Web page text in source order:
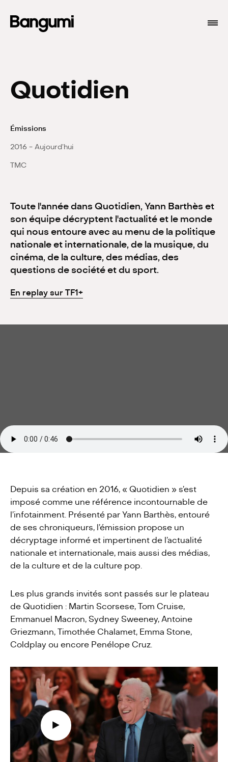
Programmes
Branding
Actualités
Contact
Quotidien
Émissions
2016 - Aujourd’hui
TMC
Toute l'année dans Quotidien, Yann Barthès et
son équipe décryptent l'actualité et le monde
qui nous entoure avec au menu de la politique
nationale et internationale, de la musique, du
cinéma, de la culture, des médias, des
questions de société et du sport.
En replay sur TF1+
Depuis sa création en 2016, « Quotidien » s’est
imposé comme une référence incontournable de
l’infotainment. Présenté par Yann Barthès, entouré
de ses chroniqueurs, l’émission propose un
décryptage informé et impertinent de l’actualité
nationale et internationale, mais aussi des médias,
de la culture et de la culture pop.
Les plus grands invités sont passés sur le plateau
de Quotidien : Martin Scorsese, Tom Cruise,
Emmanuel Macron, Sydney Sweeney, Antoine
Griezmann, Timothée Chalamet, Emma Stone,
Coldplay ou encore Penélope Cruz.